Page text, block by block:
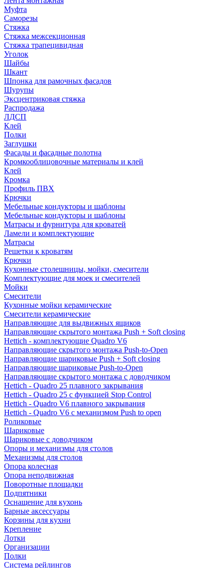
Муфта
Саморезы
Стяжка
Стяжка межсекционная
Стяжка трапецивидная
Уголок
Шайбы
Шкант
Шпонка для рамочных фасадов
Шурупы
Эксцентриковая стяжка
Распродажа
ЛДСП
Клей
Полки
Заглушки
Фасады и фасадные полотна
Кромкооблицовочные материалы и клей
Клей
Кромка
Профиль ПВХ
Крючки
Мебельные кондукторы и шаблоны
Мебельные кондукторы и шаблоны
Матрасы и фурнитура для кроватей
Ламели и комплектующие
Матрасы
Решетки к кроватям
Крючки
Кухонные столешницы, мойки, смесители
Комплектующие для моек и смесителей
Мойки
Смесители
Кухонные мойки керамические
Смесители керамические
Направляющие для выдвижных ящиков
Направляющие скрытого монтажа Push + Soft closing
Hettich - комплектующие Quadro V6
Направляющие скрытого монтажа Push-to-Open
Направляющие шариковые Push + Soft closing
Направляющие шариковые Push-to-Open
Направляющие скрытого монтажа с доводчиком
Hettich - Quadro 25 плавного закрывания
Hettich - Quadro 25 с функцией Stop Control
Hettich - Quadro V6 плавного закрывания
Hettich - Quadro V6 с механизмом Push to open
Роликовые
Шариковые
Шариковые с доводчиком
Опоры и механизмы для столов
Механизмы для столов
Опора колесная
Опора неподвижная
Поворотные площадки
Подпятники
Оснащение для кухонь
Барные аксессуары
Корзины для кухни
Крепление
Лотки
Организации
Полки
Система рейлингов